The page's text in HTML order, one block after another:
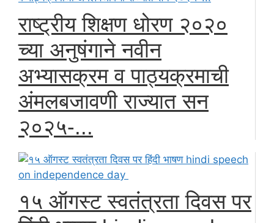
राष्ट्रीय शिक्षण धोरण २०२०
च्या अनुषंगाने नवीन
अभ्यासक्रम व पाठ्यक्रमाची
अंमलबजावणी राज्यात सन
२०२५-...
१५ ऑगस्ट स्वतंत्रता दिवस पर